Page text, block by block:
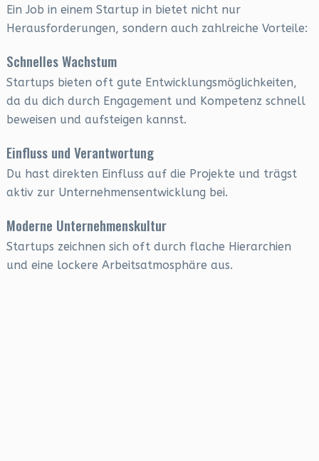
Ein Job in einem Startup in bietet nicht nur
Herausforderungen, sondern auch zahlreiche Vorteile:
Schnelles Wachstum
Startups bieten oft gute Entwicklungsmöglichkeiten,
da du dich durch Engagement und Kompetenz schnell
beweisen und aufsteigen kannst.
Einfluss und Verantwortung
Du hast direkten Einfluss auf die Projekte und trägst
aktiv zur Unternehmensentwicklung bei.
Moderne Unternehmenskultur
Startups zeichnen sich oft durch flache Hierarchien
und eine lockere Arbeitsatmosphäre aus.